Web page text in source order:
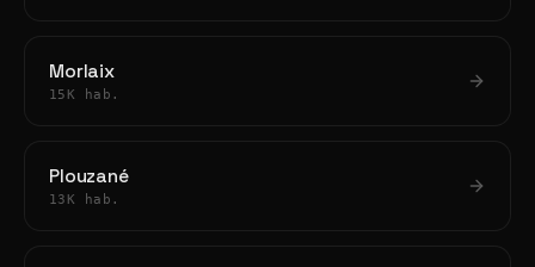
Morlaix
15K hab.
Plouzané
13K hab.